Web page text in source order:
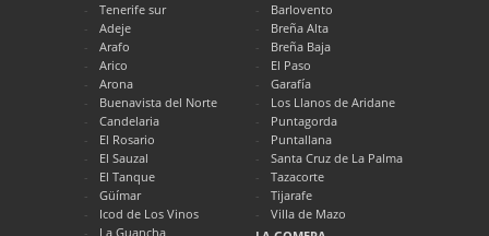
Tenerife sur
Adeje
Arafo
Arico
Arona
Buenavista del Norte
Candelaria
El Rosario
El Sauzal
El Tanque
Güímar
Icod de Los Vinos
La Guancha
Barlovento
Breña Alta
Breña Baja
El Paso
Garafía
Los Llanos de Aridane
Puntagorda
Puntallana
Santa Cruz de La Palma
Tazacorte
Tijarafe
Villa de Mazo